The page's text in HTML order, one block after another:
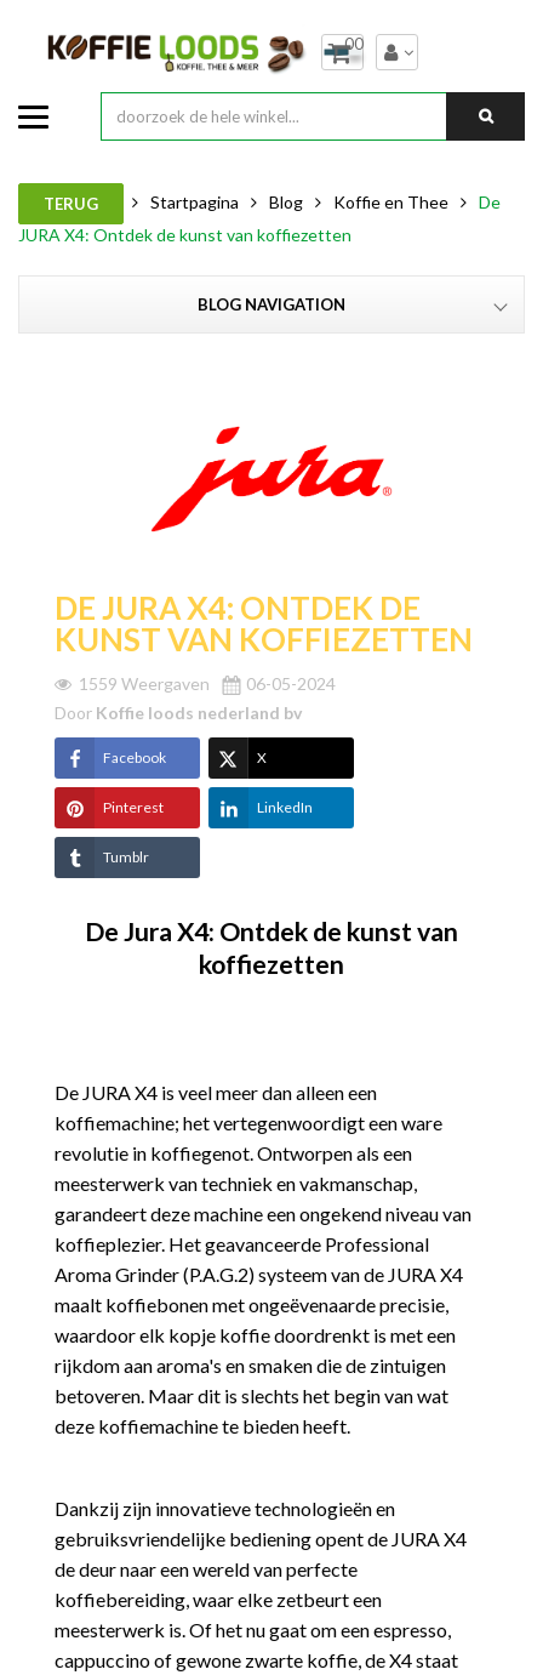
00
TERUG Startpagina Blog Koffie en Thee
De
JURA X4: Ontdek de kunst van koffiezetten
BLOG NAVIGATION
DE JURA X4: ONTDEK DE
KUNST VAN KOFFIEZETTEN
1559 Weergaven
06-05-2024
Door Koffie loods nederland bv
Facebook X
Pinterest LinkedIn
Tumblr
De Jura X4: Ontdek de kunst van
koffiezetten
De JURA X4 is veel meer dan alleen een
koffiemachine; het vertegenwoordigt een ware
revolutie in koffiegenot. Ontworpen als een
meesterwerk van techniek en vakmanschap,
garandeert deze machine een ongekend niveau van
koffieplezier. Het geavanceerde Professional
Aroma Grinder (P.A.G.2) systeem van de JURA X4
maalt koffiebonen met ongeëvenaarde precisie,
waardoor elk kopje koffie doordrenkt is met een
rijkdom aan aroma's en smaken die de zintuigen
betoveren. Maar dit is slechts het begin van wat
deze koffiemachine te bieden heeft.
Dankzij zijn innovatieve technologieën en
gebruiksvriendelijke bediening opent de JURA X4
de deur naar een wereld van perfecte
koffiebereiding, waar elke zetbeurt een
meesterwerk is. Of het nu gaat om een espresso,
cappuccino of gewone zwarte koffie, de X4 staat